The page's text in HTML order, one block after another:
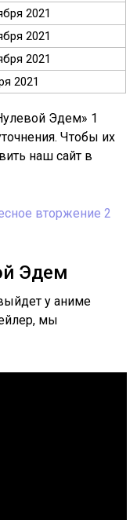
2021
2021
2021
2021
Эдем» 1
Чтобы их
наш сайт в
вторжение 2
Эдем
у аниме
мы